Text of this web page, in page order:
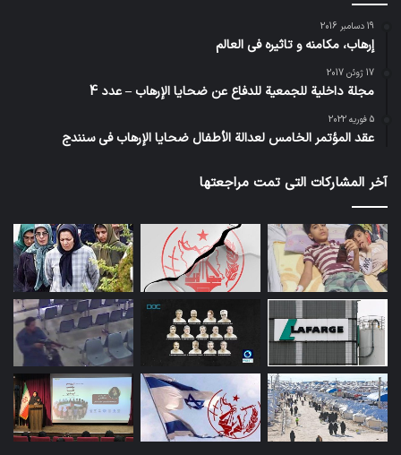
19 دسامبر 2016
إرهاب، مكامنه و تاثيره في العالم
17 ژوئن 2017
مجلة داخلية للجمعية للدفاع عن ضحايا الإرهاب – عدد 4
5 فوریه 2022
عقد المؤتمر الخامس لعدالة الأطفال ضحايا الإرهاب في سنندج
آخر المشاركات التي تمت مراجعتها